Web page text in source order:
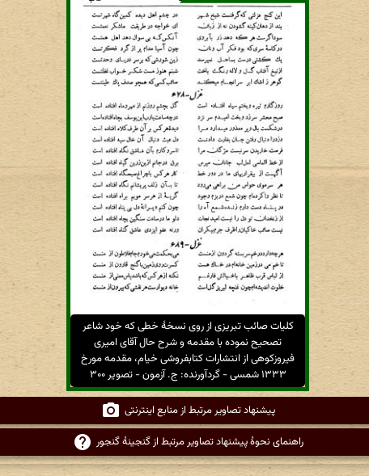
کلیات صائب تبریزی از روی نسخهٔ خطی که خود شاعر
تصحیح نموده با مقدمه و شرح حال آقای امیری
فیروزکوهی از انتشارات کتابفروشی خیام، مقدمه مورخ
۱۳۳۳ شمسی - گردآورنده: ج. آزمون - تصویر ۳۰۰
پیشنهاد تصاویر مرتبط از منابع اینترنتی
راهنمای نحوهٔ پیشنهاد تصاویر مرتبط از گنجینهٔ گنجور